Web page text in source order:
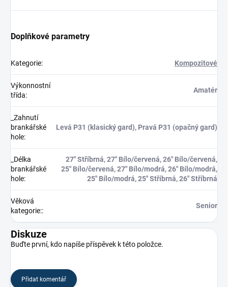
Doplňkové parametry
Kategorie: Kompozitové
Výkonnostní
třída:
Amatér
_Zahnutí
brankářské
hole:
Levá P31 (klasický gard), Pravá P31 (opačný gard)
_Délka
brankářské
hole:
27" Stříbrná, 27" Bílo/červená, 26" Bílo/červená,
25" Bílo/červená, 27" Bílo/modrá, 26" Bílo/modrá,
25" Bílo/modrá, 25" Stříbrná, 26" Stříbrná
Věková
kategorie::
Senior
Diskuze
Buďte první, kdo napíše příspěvek k této položce.
Přidat komentář